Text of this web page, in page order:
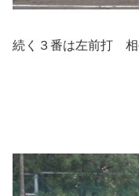
続く３番は左前打 相